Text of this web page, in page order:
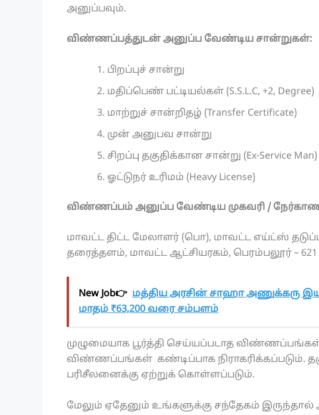
அனுப்பவும்.
விண்ணப்பத்துடன் அனுப்ப வேண்டிய சான்றுகள்:
பிறப்புச் சான்று
மதிப்பெண் பட்டியல்கள் (S.S.L.C, +2, Degree)
மாற்றுச் சான்றிதழ் (Transfer Certificate)
முன் அனுபவ சான்று
சிறப்பு தகுதிக்கான சான்று (Ex-Service Man)
ஓட்டுநர் உரிமம் (Heavy License)
விண்ணப்பம் அனுப்ப வேண்டிய முகவரி /
மாவட்ட திட்ட மேலாளர் (பொ), மாவட்ட எய்ட்ஸ்
தரைத்தளம், மாவட்ட ஆட்சியரகம், பெரம்பலூர் – 621
New Job👉 மத்திய அரசின் சாஹா அணுக்கரு
மாதம் ₹63,200 வரை சம்பளம்
முழுமையாக பூர்த்தி செய்யப்படாத விண்ணப்பங்கள்
விண்ணப்பங்கள் கண்டிப்பாக நிராகரிக்கப்படும்.
பரிசீலனைக்கு ஏற்றுக் கொள்ளப்படும்.
மேலும் ஏதேனும் உங்களுக்கு சந்தேகம் இருந்தால்